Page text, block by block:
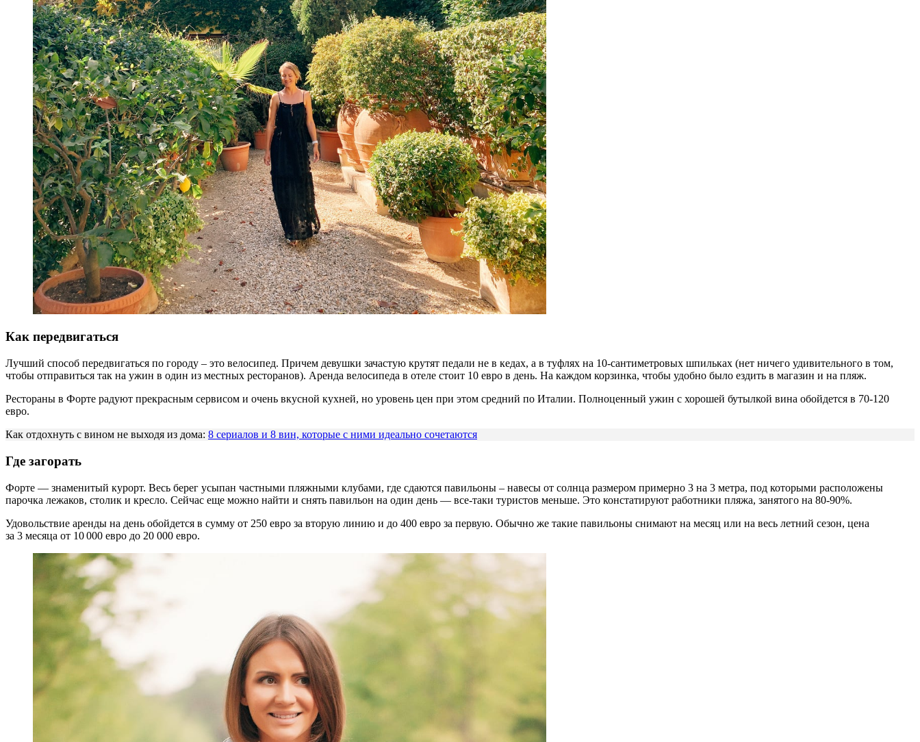
Как передвигаться
Лучший способ передвигаться по городу – это велосипед. Причем девушки зачастую крутят педали не в кедах, а в туфлях на 10-сантиметровых шпильках (нет ничего удивительного в том,
чтобы отправиться так на ужин в один из местных ресторанов). Аренда велосипеда в отеле стоит 10 евро в день. На каждом корзинка, чтобы удобно было ездить в магазин и на пляж.
Рестораны в Форте радуют прекрасным сервисом и очень вкусной кухней, но уровень цен при этом средний по Италии. Полноценный ужин с хорошей бутылкой вина обойдется в 70-120
евро.
Как отдохнуть с вином не выходя из дома: 8 сериалов и 8 вин, которые с ними идеально сочетаются
Где загорать
Форте — знаменитый курорт. Весь берег усыпан частными пляжными клубами, где сдаются павильоны – навесы от солнца размером примерно 3 на 3 метра, под которыми расположены
парочка лежаков, столик и кресло. Сейчас еще можно найти и снять павильон на один день — все-таки туристов меньше. Это констатируют работники пляжа, занятого на 80-90%.
Удовольствие аренды на день обойдется в сумму от 250 евро за вторую линию и до 400 евро за первую. Обычно же такие павильоны снимают на месяц или на весь летний сезон, цена
за 3 месяца от 10 000 евро до 20 000 евро.